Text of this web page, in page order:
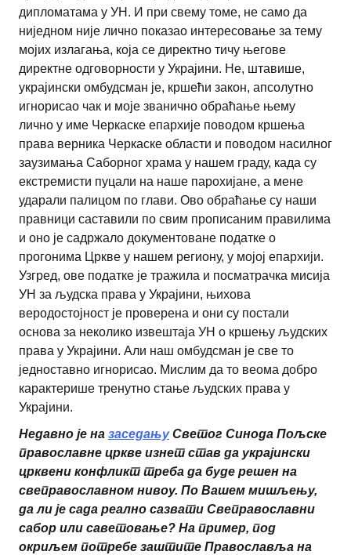
дипломатама у УН. И при свему томе, не само да
ниједном није лично показао интересовање за тему
мојих излагања, која се директно тичу његове
директне одговорности у Украјини. Не, штавише,
украјински омбудсман је, кршећи закон, апсолутно
игнорисао чак и моје званично обраћање њему
лично у име Черкаске епархије поводом кршења
права верника Черкаске области и поводом насилног
заузимања Саборног храма у нашем граду, када су
екстремисти пуцали на наше парохијане, а мене
ударали палицом по глави. Ово обраћање су наши
правници саставили по свим прописаним правилима
и оно је садржало документоване податке о
прогонима Цркве у нашем региону, у мојој епархији.
Узгред, ове податке је тражила и посматрачка мисија
УН за људска права у Украјини, њихова
веродостојност је проверена и они су постали
основа за неколико извештаја УН о кршењу људских
права у Украјини. Али наш омбудсман је све то
једноставно игнорисао. Мислим да то веома добро
карактерише тренутно стање људских права у
Украјини.
Недавно је на заседањуСветог Синода Пољске
православне цркве изнет став да украјински
црквени конфликт треба да буде решен на
свеправославном нивоу. По Вашем мишљењу,
да ли је сада реално сазвати Свеправославни
сабор или саветовање? На пример, под
окриљем потребе заштите Православља на